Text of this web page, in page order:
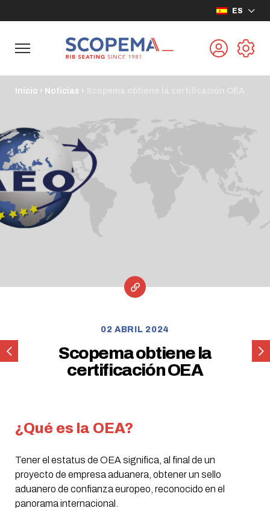
ES
Inicio › Noticias ›
Banco
sobre
02 ABRIL 2024
Scopema obtiene la
certificación OEA
¿Qué es la OEA?
Tener el estatus de OEA significa, al final de un
proyecto de empresa aduanera, obtener un sello
aduanero de confianza europeo, reconocido en el
panorama internacional.